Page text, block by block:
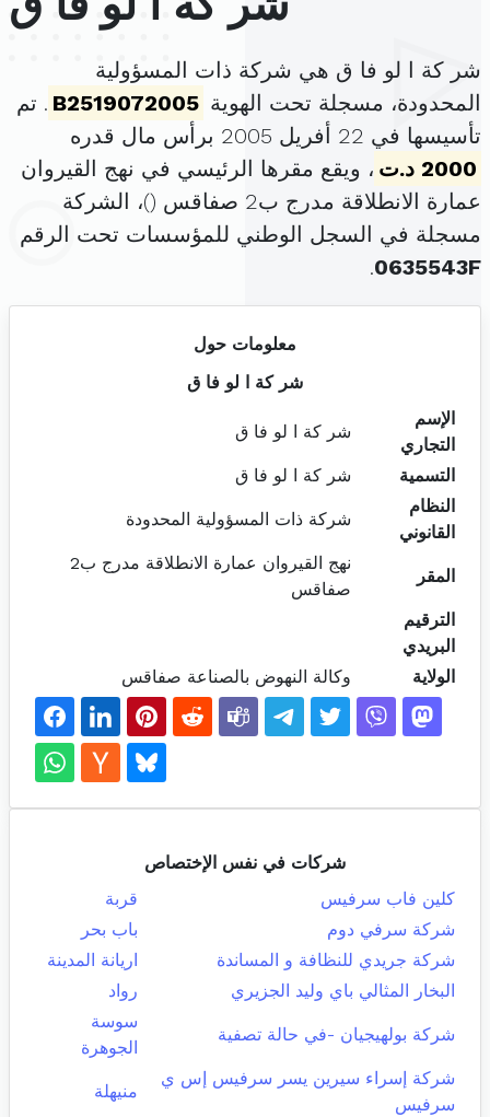
شر كة ا لو فا ق هي شركة ذات المسؤولية
المحدودة، مسجلة تحت الهوية B2519072005 . تم
تأسيسها في 22 أفريل 2005 برأس مال قدره
2000 د.ت
، ويقع مقرها الرئيسي في نهج القيروان
عمارة الانطلاقة مدرج ب2 صفاقس (
)، الشركة
مسجلة في السجل الوطني للمؤسسات تحت الرقم
0635543F
.
معلومات حول
شر كة ا لو فا ق
الإسم
التجاري
شر كة ا لو فا ق
التسمية
شر كة ا لو فا ق
النظام
القانوني
شركة ذات المسؤولية المحدودة
المقر
نهج القيروان عمارة الانطلاقة مدرج ب2
صفاقس
الترقيم
البريدي
الولاية
وكالة النهوض بالصناعة صفاقس
شركات في نفس الإختصاص
كلين فاب سرفيس
قربة
شركة سرفي دوم
باب بحر
شركة جريدي للنظافة و المساندة
اريانة المدينة
البخار المثالي باي وليد الجزيري
رواد
شركة بولهيجيان -في حالة تصفية
سوسة
الجوهرة
شركة إسراء سيرين يسر سرفيس إس ي
سرفيس
منيهلة